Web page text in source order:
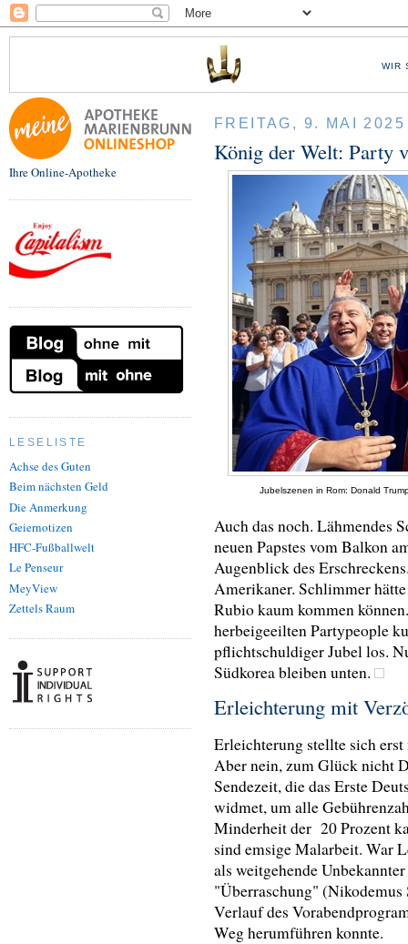
WIR
Ihre Online-Apotheke
LESELISTE
Achse des Guten
Beim nächsten Geld
Die Anmerkung
Geiernotizen
HFC-Fußballwelt
Le Penseur
MeyView
Zettels Raum
FREITAG, 9. MAI 2025
König der Welt: Party
Jubelszenen in Rom: Donald
Auch das noch. Lähmendes
neuen Papstes vom Balkon
Augenblick des
Amerikaner. Schlimmer
Rubio kaum kommen
herbeigeeilten Partypeople
pflichtschuldiger Jubel los.
Südkorea bleiben unten.
Erleichterung mit
Erleichterung stellte sich
Aber nein, zum Glück nicht
Sendezeit, die das Erste
widmet, um alle
Minderheit der 20 Prozent
sind emsige Malarbeit. War
als weitgehende
"Überraschung" (Nikodemus
Verlauf des
Weg herumführen konnte.